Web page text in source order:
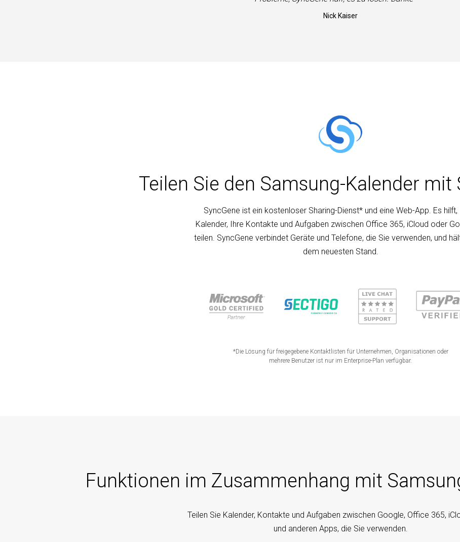
Nick Kaiser
Teilen Sie den Samsung-Kalender mit
SyncGene ist ein kostenloser Sharing-Dienst* und eine Web-App. Es hilft,
Kalender, Ihre Kontakte und Aufgaben zwischen Office 365, iCloud oder
teilen. SyncGene verbindet Geräte und Telefone, die Sie verwenden, und
dem neuesten Stand.
*Die Lösung für freigegebene Kontaktlisten für Unternehmen, Organisationen oder
mehrere Benutzer ist nur im Enterprise-Plan verfügbar.
Funktionen im Zusammenhang mit
Teilen Sie Kalender, Kontakte und Aufgaben zwischen Google, Office 365,
und anderen Apps, die Sie verwenden.